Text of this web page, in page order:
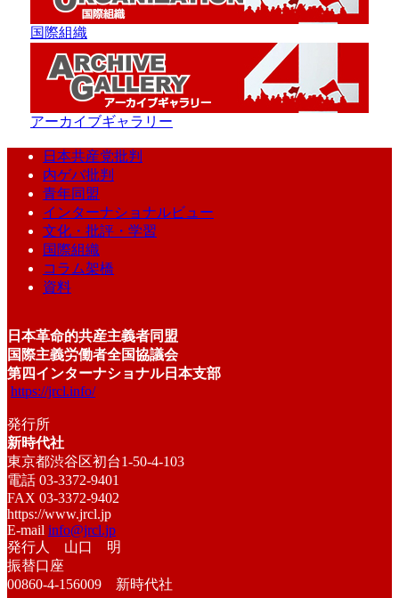
国際組織
アーカイブギャラリー
日本共産党批判
内ゲバ批判
青年同盟
インターナショナルビュー
文化・批評・学習
国際組織
コラム架橋
資料
日本革命的共産主義者同盟
国際主義労働者全国協議会
第四インターナショナル日本支部
https://jrcl.info/
発行所
新時代社
東京都渋谷区初台1-50-4-103
電話 03-3372-9401
FAX 03-3372-9402
https://www.jrcl.jp
E-mail info@jrcl.jp
発行人 山口 明
振替口座
00860-4-156009 新時代社